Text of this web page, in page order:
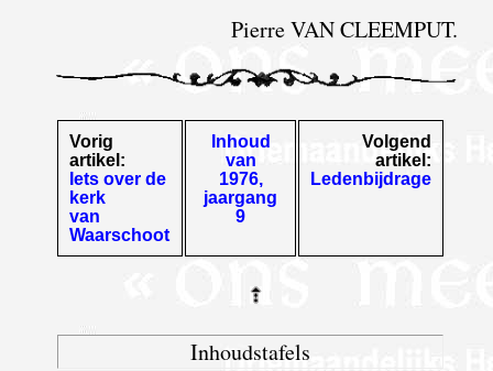
Pierre VAN CLEEMPUT.
Vorig
artikel:
Iets over de
kerk
van
Waarschoot
Inhoud
van
1976,
jaargang
9
Volgend
artikel:
Ledenbijdrage
Inhoudstafels